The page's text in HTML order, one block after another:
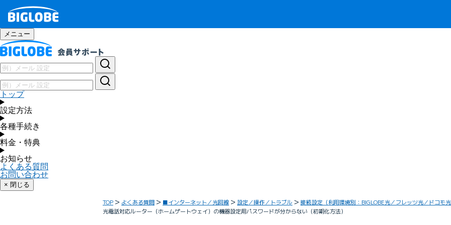
メニュー
トップ
設定方法
各種手続き
料金・特典
お知らせ
よくある質問
お問い合わせ
× 閉じる
TOP よくある質問 ■インターネット／光回線 設定／操作／トラブル
接続設定（利用環境別：BIGLOBE光／フレッツ光／ドコモ光
光電話対応ルーター（ホームゲートウェイ）の機器設定用パスワードが分からない（初期化方法）